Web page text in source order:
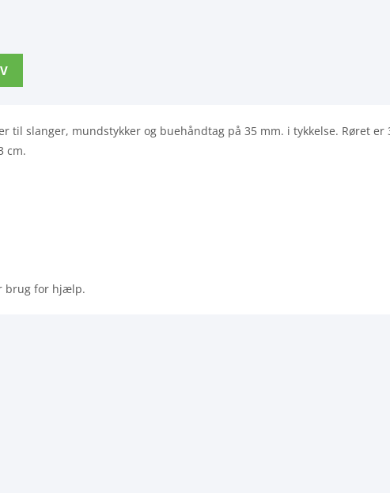
slanger, mundstykker og buehåndtag på 35 mm. i tykkelse. Røret er
cm.
brug for hjælp.